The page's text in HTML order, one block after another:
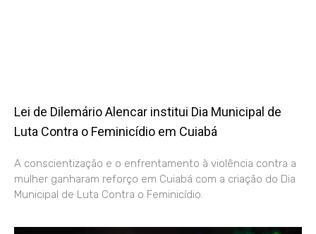
Lei de Dilemário Alencar institui Dia Municipal de
Luta Contra o Feminicídio em Cuiabá
A conscientização e o enfrentamento à violência contra a
mulher ganharam reforço em Cuiabá com a criação do Dia
Municipal de Luta Contra o Feminicídio.